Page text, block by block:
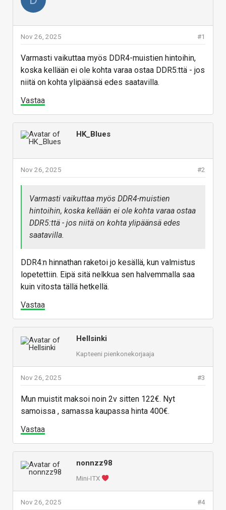
#1
Nov 26, 2025
Varmasti vaikuttaa myös DDR4-muistien hintoihin,
koska kellään ei ole kohta varaa ostaa DDR5:ttä - jos
niitä on kohta ylipäänsä edes saatavilla.
Vastaa
HK_Blues
#2
Nov 26, 2025
Varmasti vaikuttaa myös DDR4-muistien
hintoihin, koska kellään ei ole kohta varaa ostaa
DDR5:ttä - jos niitä on kohta ylipäänsä edes
saatavilla.
DDR4:n hinnathan raketoi jo kesällä, kun valmistus
lopetettiin. Eipä sitä nelkkua sen halvemmalla saa
kuin vitosta tällä hetkellä.
Vastaa
Hellsinki
Kapteeni pienkonekorjaaja
#3
Nov 26, 2025
Mun muistit maksoi noin 2v sitten 122€. Nyt
samoissa , samassa kaupassa hinta 400€.
Vastaa
nonnzz98
Mini-ITX
#4
Nov 26, 2025